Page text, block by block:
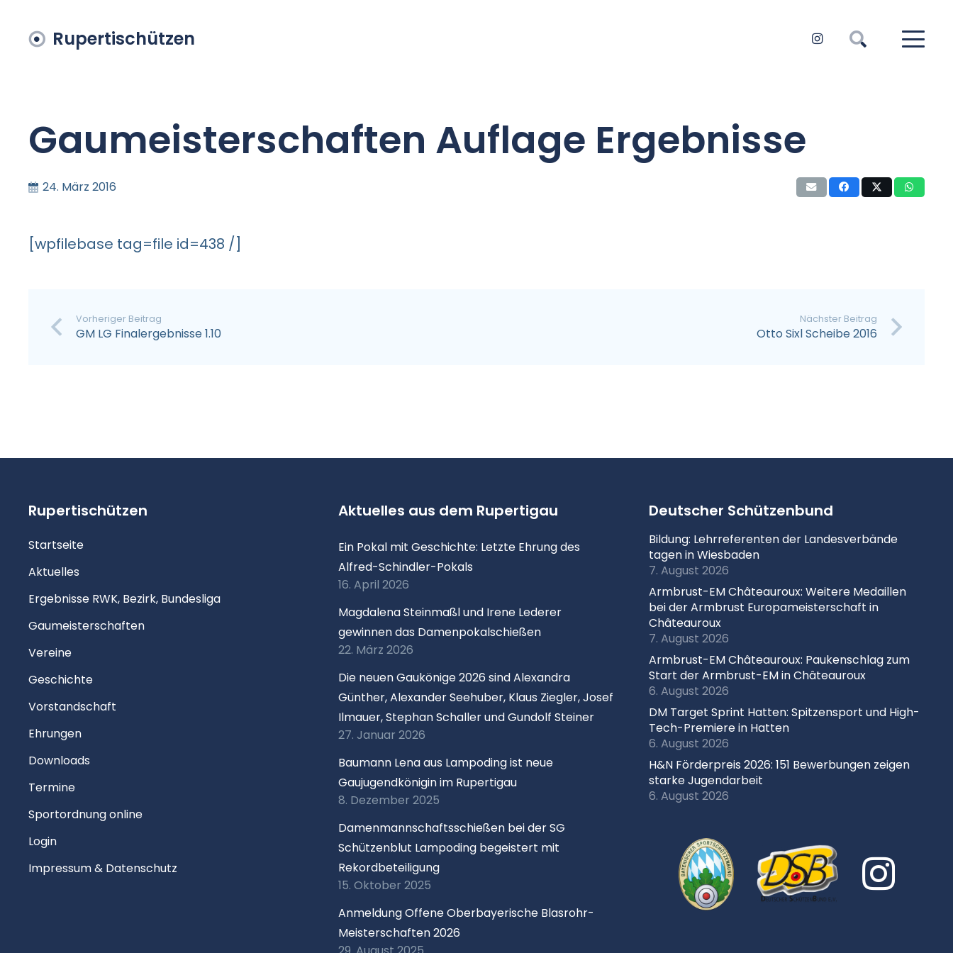
Rupertischützen
Gaumeisterschaften Auflage Ergebnisse
24. März 2016
[wpfilebase tag=file id=438 /]
Vorheriger Beitrag
GM LG Finalergebnisse 1.10
Nächster Beitrag
Otto Sixl Scheibe 2016
Rupertischützen
Startseite
Aktuelles
Ergebnisse RWK, Bezirk, Bundesliga
Gaumeisterschaften
Vereine
Geschichte
Vorstandschaft
Ehrungen
Downloads
Termine
Sportordnung online
Login
Impressum & Datenschutz
Aktuelles aus dem Rupertigau
Ein Pokal mit Geschichte: Letzte Ehrung des
Alfred-Schindler-Pokals
16. April 2026
Magdalena Steinmaßl und Irene Lederer
gewinnen das Damenpokalschießen
22. März 2026
Die neuen Gaukönige 2026 sind Alexandra
Günther, Alexander Seehuber, Klaus Ziegler, Josef
Ilmauer, Stephan Schaller und Gundolf Steiner
27. Januar 2026
Baumann Lena aus Lampoding ist neue
Gaujugendkönigin im Rupertigau
8. Dezember 2025
Damenmannschaftsschießen bei der SG
Schützenblut Lampoding begeistert mit
Rekordbeteiligung
15. Oktober 2025
Anmeldung Offene Oberbayerische Blasrohr-
Meisterschaften 2026
Deutscher Schützenbund
Bildung: Lehrreferenten der Landesverbände
tagen in Wiesbaden
7. August 2026
Armbrust-EM Châteauroux: Weitere Medaillen
bei der Armbrust Europameisterschaft in
Châteauroux
7. August 2026
Armbrust-EM Châteauroux: Paukenschlag zum
Start der Armbrust-EM in Châteauroux
6. August 2026
DM Target Sprint Hatten: Spitzensport und High-
Tech-Premiere in Hatten
6. August 2026
H&N Förderpreis 2026: 151 Bewerbungen zeigen
starke Jugendarbeit
6. August 2026